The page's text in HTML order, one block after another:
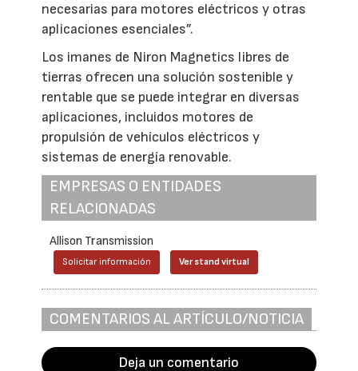
necesarias para motores eléctricos y otras
aplicaciones esenciales”.
Los imanes de Niron Magnetics libres de
tierras ofrecen una solución sostenible y
rentable que se puede integrar en diversas
aplicaciones, incluidos motores de
propulsión de vehículos eléctricos y
sistemas de energía renovable.
EMPRESAS O ENTIDADES
RELACIONADAS
Allison Transmission
Solicitar información Ver stand virtual
COMENTARIOS AL ARTÍCULO/NOTICIA
Deja un comentario